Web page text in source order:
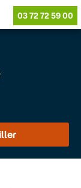
03 72 72 59 00